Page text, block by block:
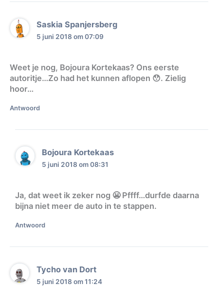
Saskia Spanjersberg
5 juni 2018 om 07:09
Weet je nog, Bojoura Kortekaas? Ons eerste
autoritje…Zo had het kunnen aflopen 😯. Zielig
hoor…
Antwoord
Bojoura Kortekaas
5 juni 2018 om 08:31
Ja, dat weet ik zeker nog 😬 Pffff…durfde daarna
bijna niet meer de auto in te stappen.
Antwoord
Tycho van Dort
5 juni 2018 om 11:24